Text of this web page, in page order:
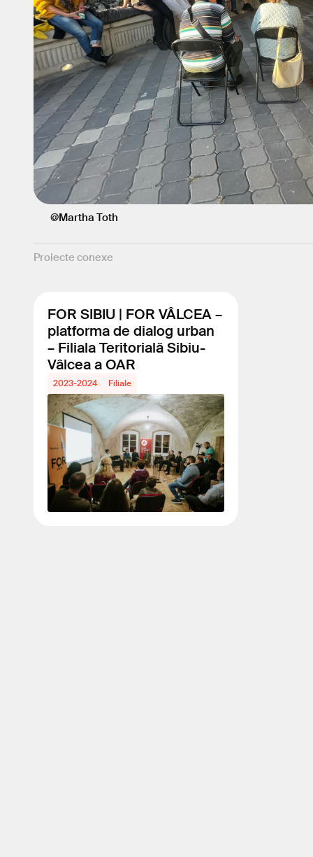
@Martha Toth
Proiecte conexe
FOR SIBIU | FOR VÂLCEA –
platforma de dialog urban
– Filiala Teritorială Sibiu-
Vâlcea a OAR
2023-2024 Filiale